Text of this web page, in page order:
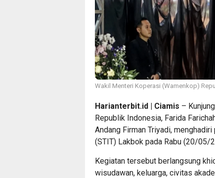
Wakil Menteri Koperasi (Wamenkop)
Harianterbit.id | Ciamis –
Republik Indonesia, Farida
Andang Firman Triyadi,
(STIT) Lakbok pada Rabu (20/05/
Kegiatan tersebut berlangsung
wisudawan, keluarga, civitas